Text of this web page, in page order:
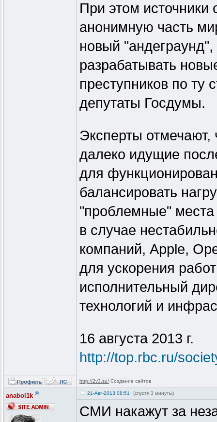
При этом источники
анонимную часть
новый
разрабатывать
преступников по ту
депутаты Госдумы.
Эксперты отмечают,
далеко идущие
для
балансировать
"проблемные" места
в случае
компаний, Apple,
для ускорения
исполнительный
технологий и
16 августа 2013 г.
http://top.rbc.ru/
http://2v3.su/ Создание сайтов
anabol1k ® 21-Авг-2013 08:51 (спустя 3 минуты)
СМИ накажут за